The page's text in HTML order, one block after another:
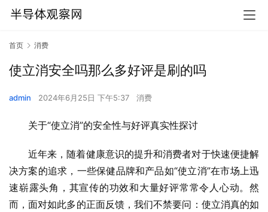
首页 消费
使立消安全吗那么多好评是刷的吗
admin 2024年6月25日 下午5:37 消费
关于“使立消”的安全性与好评真实性探讨
近年来，随着健康意识的提升和消费者对于快速便捷解
决方案的追求，一些保健品牌和产品如“使立消”在市场上迅
速崭露头角，其宣传的功效和大量好评常常令人心动。然
而，面对如此多的正面反馈，我们不禁要问：使立消真的如